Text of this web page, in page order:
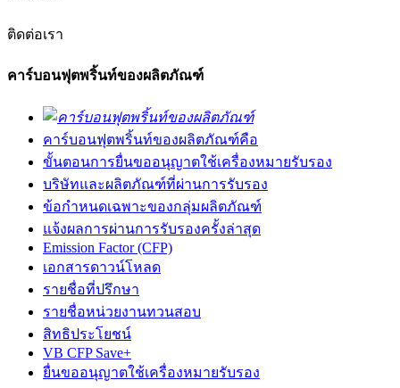
ติดต่อเรา
คาร์บอนฟุตพริ้นท์ของผลิตภัณฑ์
คาร์บอนฟุตพริ้นท์ของผลิตภัณฑ์คือ
ขั้นตอนการยื่นขออนุญาตใช้เครื่องหมายรับรอง
บริษัทและผลิตภัณฑ์ที่ผ่านการรับรอง
ข้อกำหนดเฉพาะของกลุ่มผลิตภัณฑ์
แจ้งผลการผ่านการรับรองครั้งล่าสุด
Emission Factor (CFP)
เอกสารดาวน์โหลด
รายชื่อที่ปรึกษา
รายชื่อหน่วยงานทวนสอบ
สิทธิประโยชน์
VB CFP Save+
ยื่นขออนุญาตใช้เครื่องหมายรับรอง